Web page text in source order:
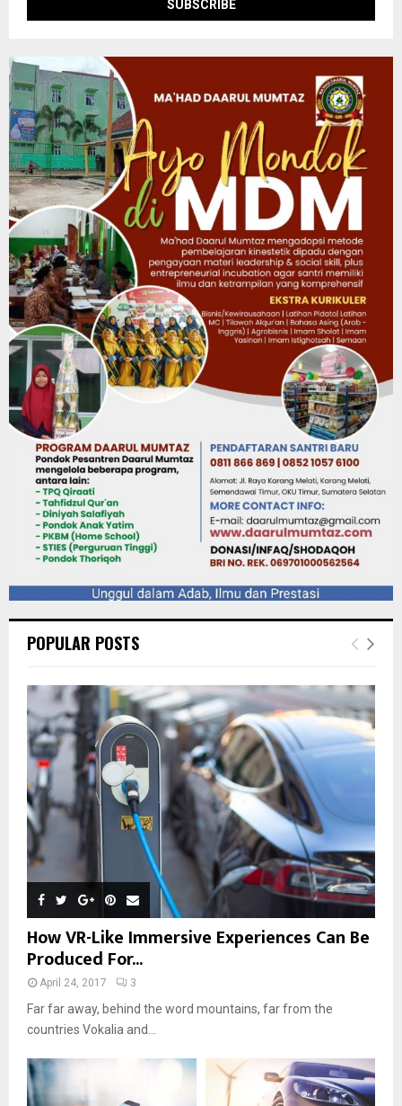
POPULAR POSTS
How VR-Like Immersive Experiences Can Be
Produced For...
April 24, 2017 3
Far far away, behind the word mountains, far from the
countries Vokalia and...